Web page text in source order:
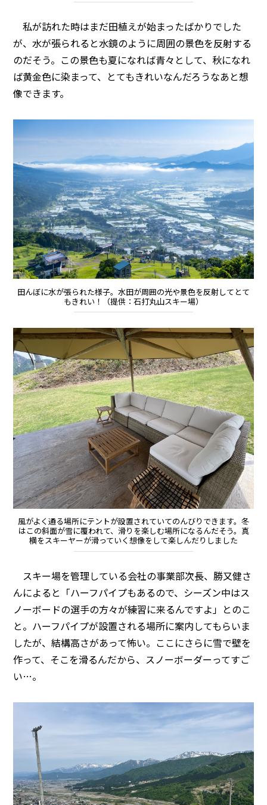
私が訪れた時はまだ田植えが始まったばかりでした
が、水が張られると水鏡のように周囲の景色を反射する
のだそう。この景色も夏になれば青々として、秋になれ
ば黄金色に染まって、とてもきれいなんだろうなあと想
像できます。
田んぼに水が張られた様子。水田が周囲の光や景色を反射してとて
もきれい！（提供：石打丸山スキー場）
風がよく通る場所にテントが設置されていてのんびりできます。冬
はこの斜面が雪に覆われて、滑りを楽しむ場所になるんだそう。真
横をスキーヤーが滑っていく想像をして楽しんだりしました
スキー場を管理している会社の事業部次長、勝又健さ
んによると「ハーフパイプもあるので、シーズン中はス
ノーボードの選手の方々が練習に来るんですよ」とのこ
と。ハーフパイプが設置される場所に案内してもらいま
したが、結構高さがあって怖い。ここにさらに雪で壁を
作って、そこを滑るんだから、スノーボーダーってすご
い…。